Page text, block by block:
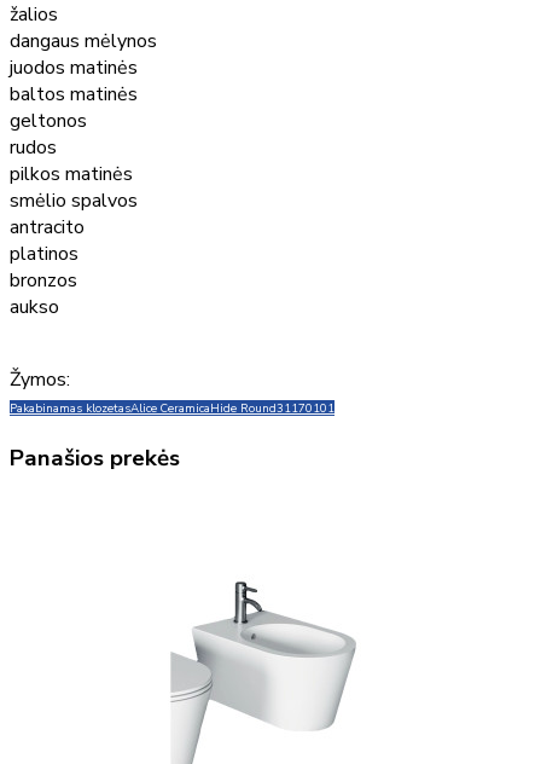
žalios
dangaus mėlynos
juodos matinės
baltos matinės
geltonos
rudos
pilkos matinės
smėlio spalvos
antracito
platinos
bronzos
aukso
Žymos:
Pakabinamas klozetasAlice CeramicaHide Round31170101
Panašios prekės